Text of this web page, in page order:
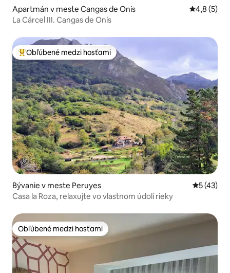
Apartmán v meste Cangas de Onís Priemerné
4,8 (5)
La Cárcel III. Cangas de Onís
Najobľúbenejšie medzi hosťami
Obľúbené medzi hosťami
Bývanie v meste Peruyes
5 (43)
Casa la Roza, relaxujte vo vlastnom údolí rieky
Obľúbené medzi hosťami
Obľúbené medzi hosťami